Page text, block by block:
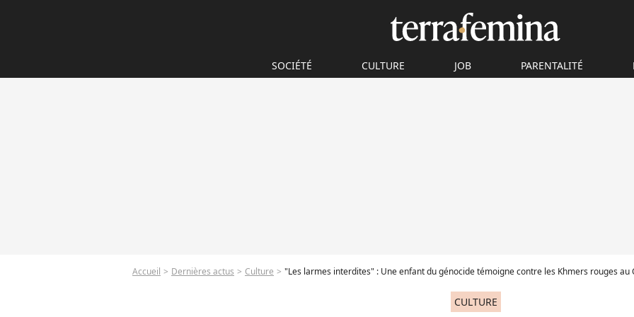
SOCIÉTÉ CULTURE JOB PARENTALITÉ
Accueil Dernières actus Culture "Les larmes interdites" : Une enfant du génocide témoigne contre les Khmers rouges au
CULTURE